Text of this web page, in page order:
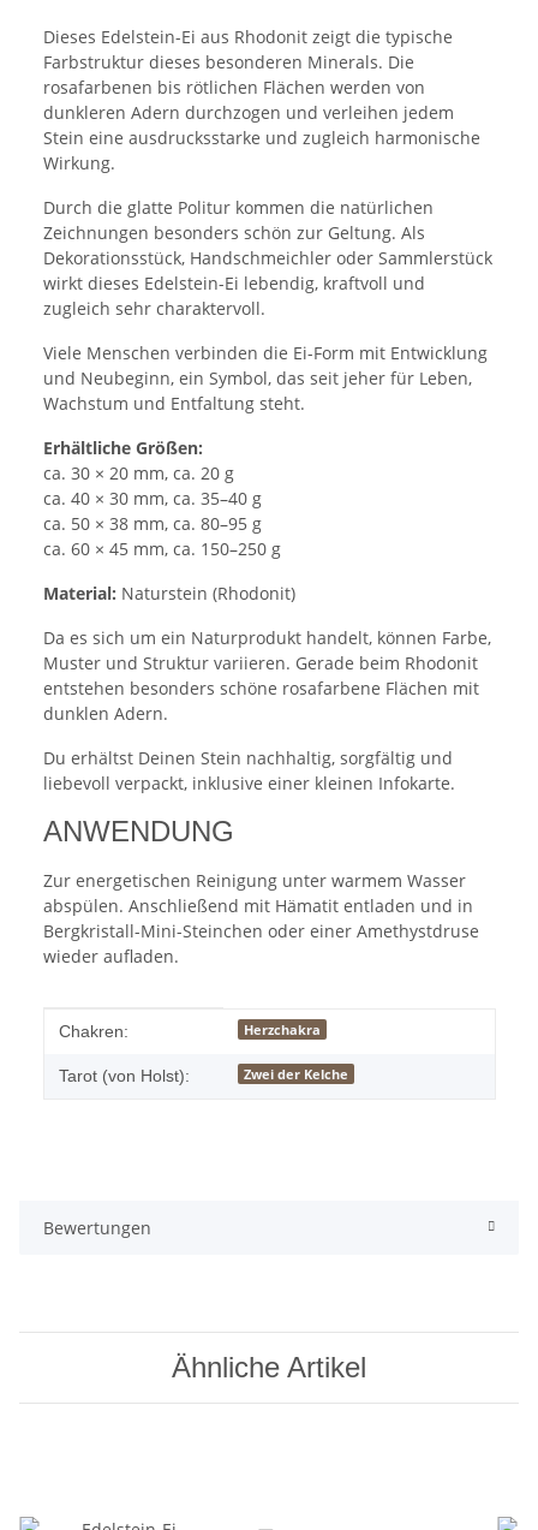
Dieses Edelstein-Ei aus Rhodonit zeigt die typische
Farbstruktur dieses besonderen Minerals. Die
rosafarbenen bis rötlichen Flächen werden von
dunkleren Adern durchzogen und verleihen jedem
Stein eine ausdrucksstarke und zugleich harmonische
Wirkung.
Durch die glatte Politur kommen die natürlichen
Zeichnungen besonders schön zur Geltung. Als
Dekorationsstück, Handschmeichler oder Sammlerstück
wirkt dieses Edelstein-Ei lebendig, kraftvoll und
zugleich sehr charaktervoll.
Viele Menschen verbinden die Ei-Form mit Entwicklung
und Neubeginn, ein Symbol, das seit jeher für Leben,
Wachstum und Entfaltung steht.
Erhältliche Größen:
ca. 30 × 20 mm, ca. 20 g
ca. 40 × 30 mm, ca. 35–40 g
ca. 50 × 38 mm, ca. 80–95 g
ca. 60 × 45 mm, ca. 150–250 g
Material: Naturstein (Rhodonit)
Da es sich um ein Naturprodukt handelt, können Farbe,
Muster und Struktur variieren. Gerade beim Rhodonit
entstehen besonders schöne rosafarbene Flächen mit
dunklen Adern.
Du erhältst Deinen Stein nachhaltig, sorgfältig und
liebevoll verpackt, inklusive einer kleinen Infokarte.
ANWENDUNG
Zur energetischen Reinigung unter warmem Wasser
abspülen. Anschließend mit Hämatit entladen und in
Bergkristall-Mini-Steinchen oder einer Amethystdruse
wieder aufladen.
Produkteigenschaft
Wert
Chakren: Herzchakra
Tarot (von Holst): Zwei der Kelche
Bewertungen
Ähnliche Artikel